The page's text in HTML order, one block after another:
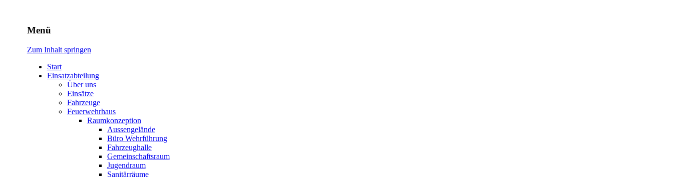
Freiwillige Feuerwehr Rodheim v.d.H.
Menü
Zum Inhalt springen
Start
Einsatzabteilung
Über uns
Einsätze
Fahrzeuge
Feuerwehrhaus
Raumkonzeption
Aussengelände
Büro Wehrführung
Fahrzeughalle
Gemeinschaftsraum
Jugendraum
Sanitärräume